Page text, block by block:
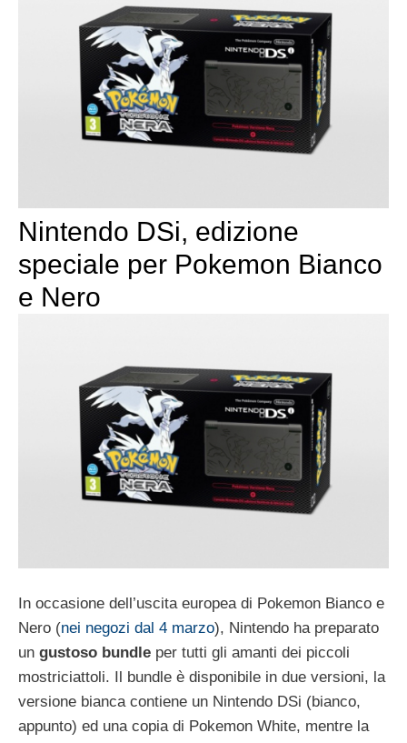
Nintendo DSi, edizione
speciale per Pokemon Bianco
e Nero
In occasione dell’uscita europea di Pokemon Bianco e
Nero (nei negozi dal 4 marzo), Nintendo ha preparato
un gustoso bundle per tutti gli amanti dei piccoli
mostriciattoli. Il bundle è disponibile in due versioni, la
versione bianca contiene un Nintendo DSi (bianco,
appunto) ed una copia di Pokemon White, mentre la